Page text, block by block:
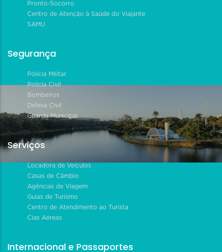
Pronto-Socorro
Centro de Atenção à Saúde do Viajante
SAMU
Segurança
Polícia Militar
Polícia Civil
Bombeiros
Defesa Civil
Guarda Municipal
Serviços
Locadora de Veículos
Casas de Câmbio
Agências de Viagem
Guias de Turismo
Centro de Atendimento ao Turista
Cias Aéreas
Internacional e Passaportes